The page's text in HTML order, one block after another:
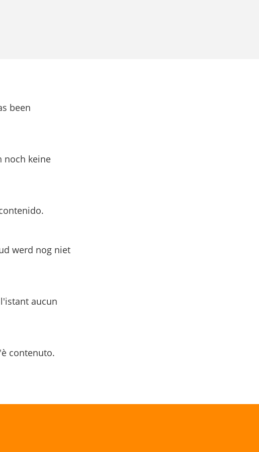
been
noch keine
werd nog niet
aucun
contenuto.